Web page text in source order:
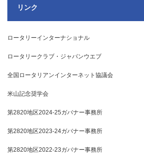
リンク
ロータリーインターナショナル
ロータリークラブ・ジャパンウエブ
全国ロータリアンインターネット協議会
米山記念奨学会
第2820地区2024-25ガバナー事務所
第2820地区2023-24ガバナー事務所
第2820地区2022-23ガバナー事務所